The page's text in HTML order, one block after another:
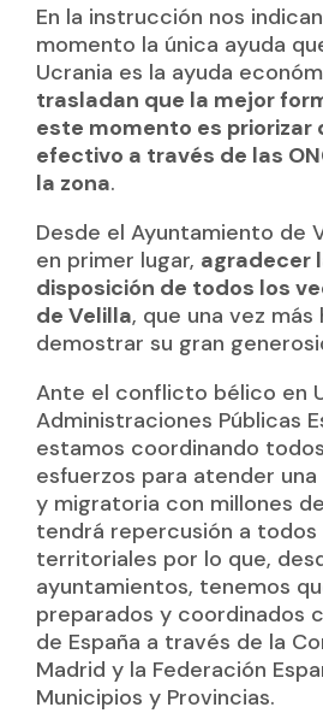
En la instrucción nos
momento la única ayuda
Ucrania es la ayuda
trasladan que la mejor
este momento es priorizar
efectivo a través de las
la zona.
Desde el Ayuntamiento de
en primer lugar, agradecer
disposición de todos los
de Velilla, que una vez más
demostrar su gran
Ante el conflicto bélico en
Administraciones Públicas
estamos coordinando
esfuerzos para atender
y migratoria con millones
tendrá repercusión a todos
territoriales por lo que,
ayuntamientos, tenemos
preparados y coordinados
de España a través de la
Madrid y la Federación
Municipios y Provincias.